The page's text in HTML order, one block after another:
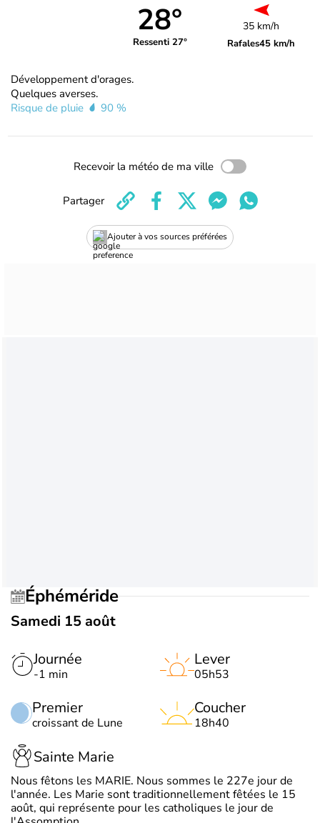
28°
Ressenti 27°
35 km/h
Rafales45 km/h
Développement d'orages.
Quelques averses.
Risque de pluie
90 %
Recevoir la météo de ma ville
Ajouter à vos sources préférées
Partager
Éphéméride
Samedi 15 août
Journée
-1 min
Premier
croissant de Lune
Lever
05h53
Coucher
18h40
Sainte Marie
Nous fêtons les MARIE. Nous sommes le 227e jour de
l'année. Les Marie sont traditionnellement fêtées le 15
août, qui représente pour les catholiques le jour de